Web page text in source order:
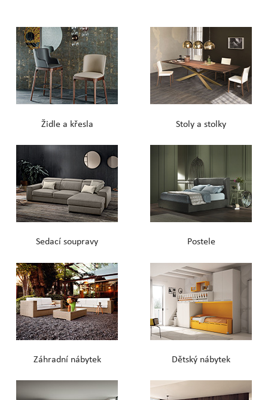
Židle a křesla Stoly a stolky
Sedací soupravy Postele
Záhradní nábytek Dětský nábytek